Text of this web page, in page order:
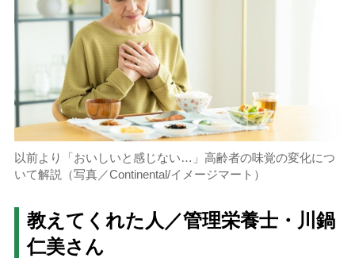
以前より「おいしいと感じない…」高齢者の味覚の変化につ
いて解説（写真／Continental/イメージマート）
教えてくれた人／管理栄養士・川鍋
仁美さん